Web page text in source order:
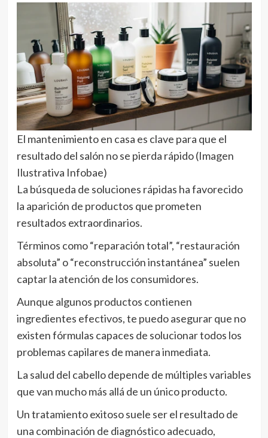
El mantenimiento en casa es clave para que el
resultado del salón no se pierda rápido (Imagen
Ilustrativa Infobae)
La búsqueda de soluciones rápidas ha favorecido
la aparición de productos que prometen
resultados extraordinarios.
Términos como “reparación total”, “restauración
absoluta” o “reconstrucción instantánea” suelen
captar la atención de los consumidores.
Aunque algunos productos contienen
ingredientes efectivos, te puedo asegurar que no
existen fórmulas capaces de solucionar todos los
problemas capilares de manera inmediata.
La salud del cabello depende de múltiples variables
que van mucho más allá de un único producto.
Un tratamiento exitoso suele ser el resultado de
una combinación de diagnóstico adecuado,